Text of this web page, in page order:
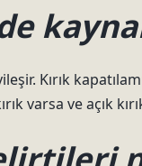
Kırık
varsa ve açık